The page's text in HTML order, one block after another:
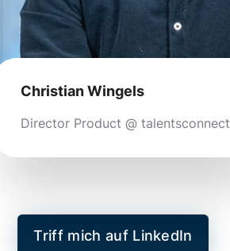
Christian Wingels
Director Product @ talentsconnect
Triff mich auf LinkedIn